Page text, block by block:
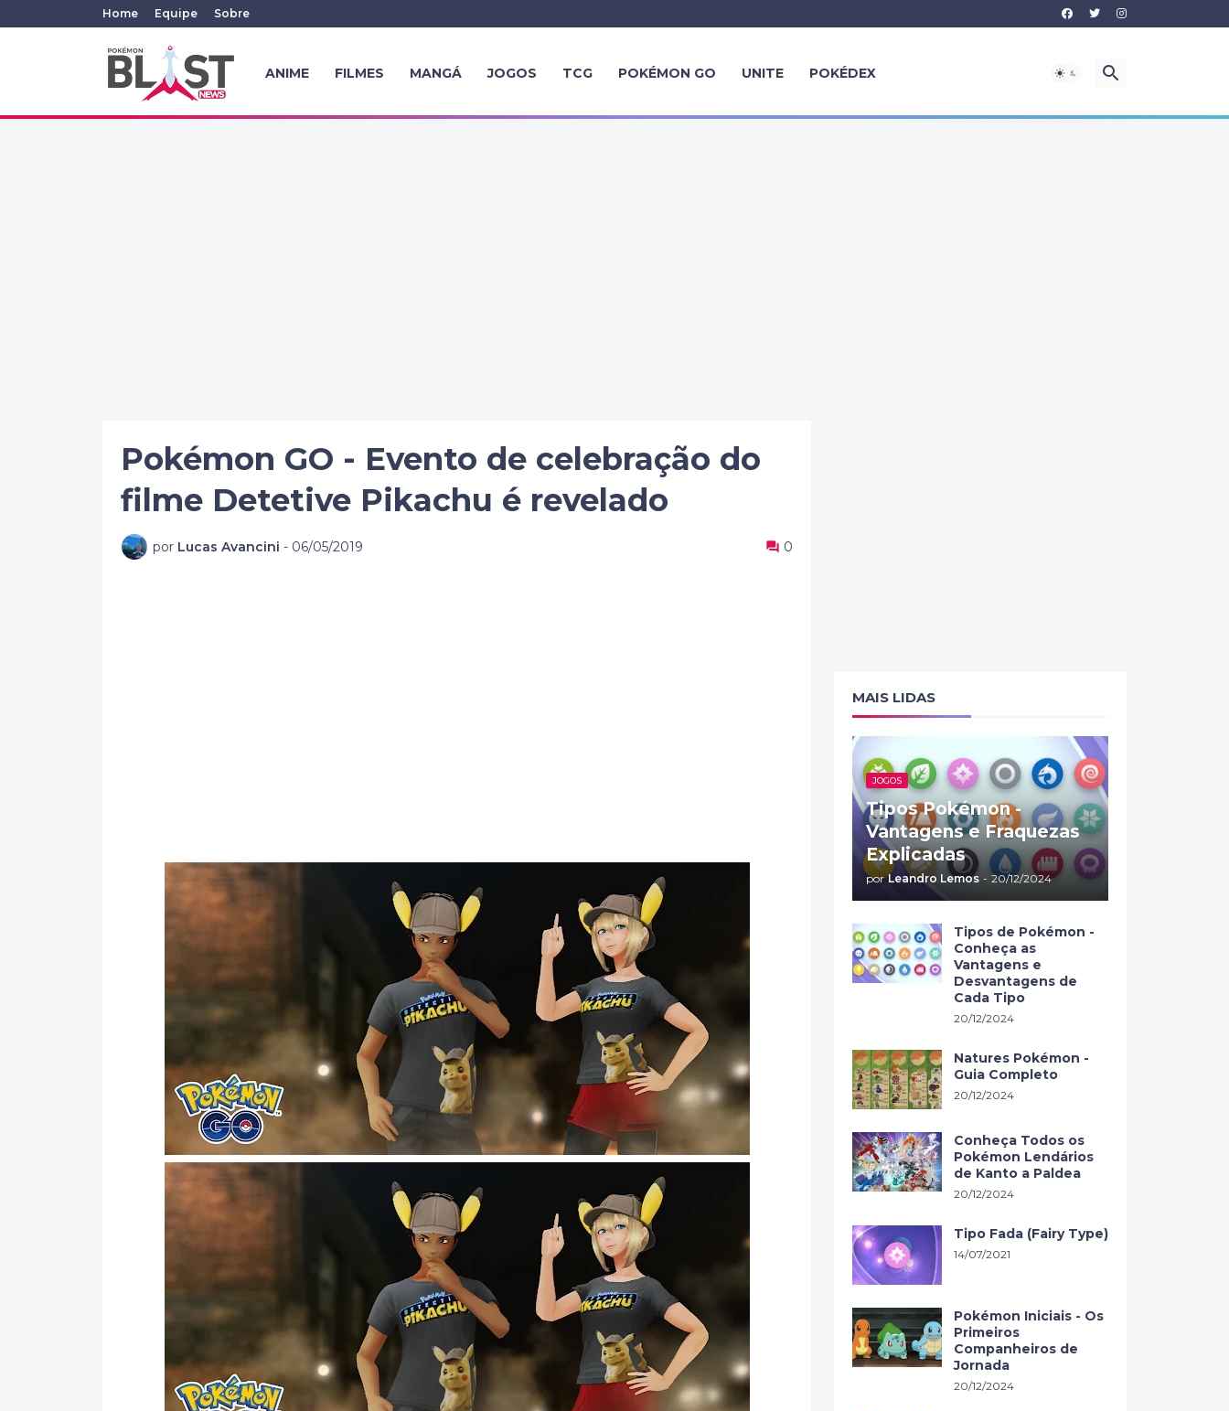
Home Equipe Sobre
ANIME FILMES MANGÁ JOGOS TCG POKÉMON GO UNITE POKÉDEX
Pokémon GO - Evento de celebração do
filme Detetive Pikachu é revelado
por Lucas Avancini - 06/05/2019 0
MAIS LIDAS
JOGOS
Tipos Pokémon -
Vantagens e Fraquezas
Explicadas
por Leandro Lemos - 20/12/2024
Tipos de Pokémon -
Conheça as
Vantagens e
Desvantagens de
Cada Tipo
20/12/2024
Natures Pokémon -
Guia Completo
20/12/2024
Conheça Todos os
Pokémon Lendários
de Kanto a Paldea
20/12/2024
Tipo Fada (Fairy Type)
14/07/2021
Pokémon Iniciais - Os
Primeiros
Companheiros de
Jornada
20/12/2024